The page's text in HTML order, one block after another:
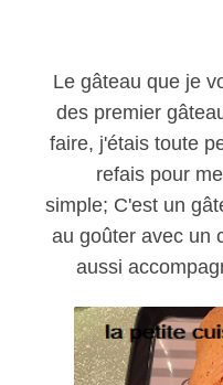
Le gâteau que je
des premier
faire, j'étais toute
refais pour
simple; C'est un
au goûter avec un
aussi